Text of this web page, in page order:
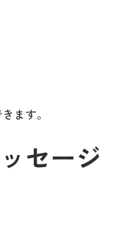
ます。
セージ